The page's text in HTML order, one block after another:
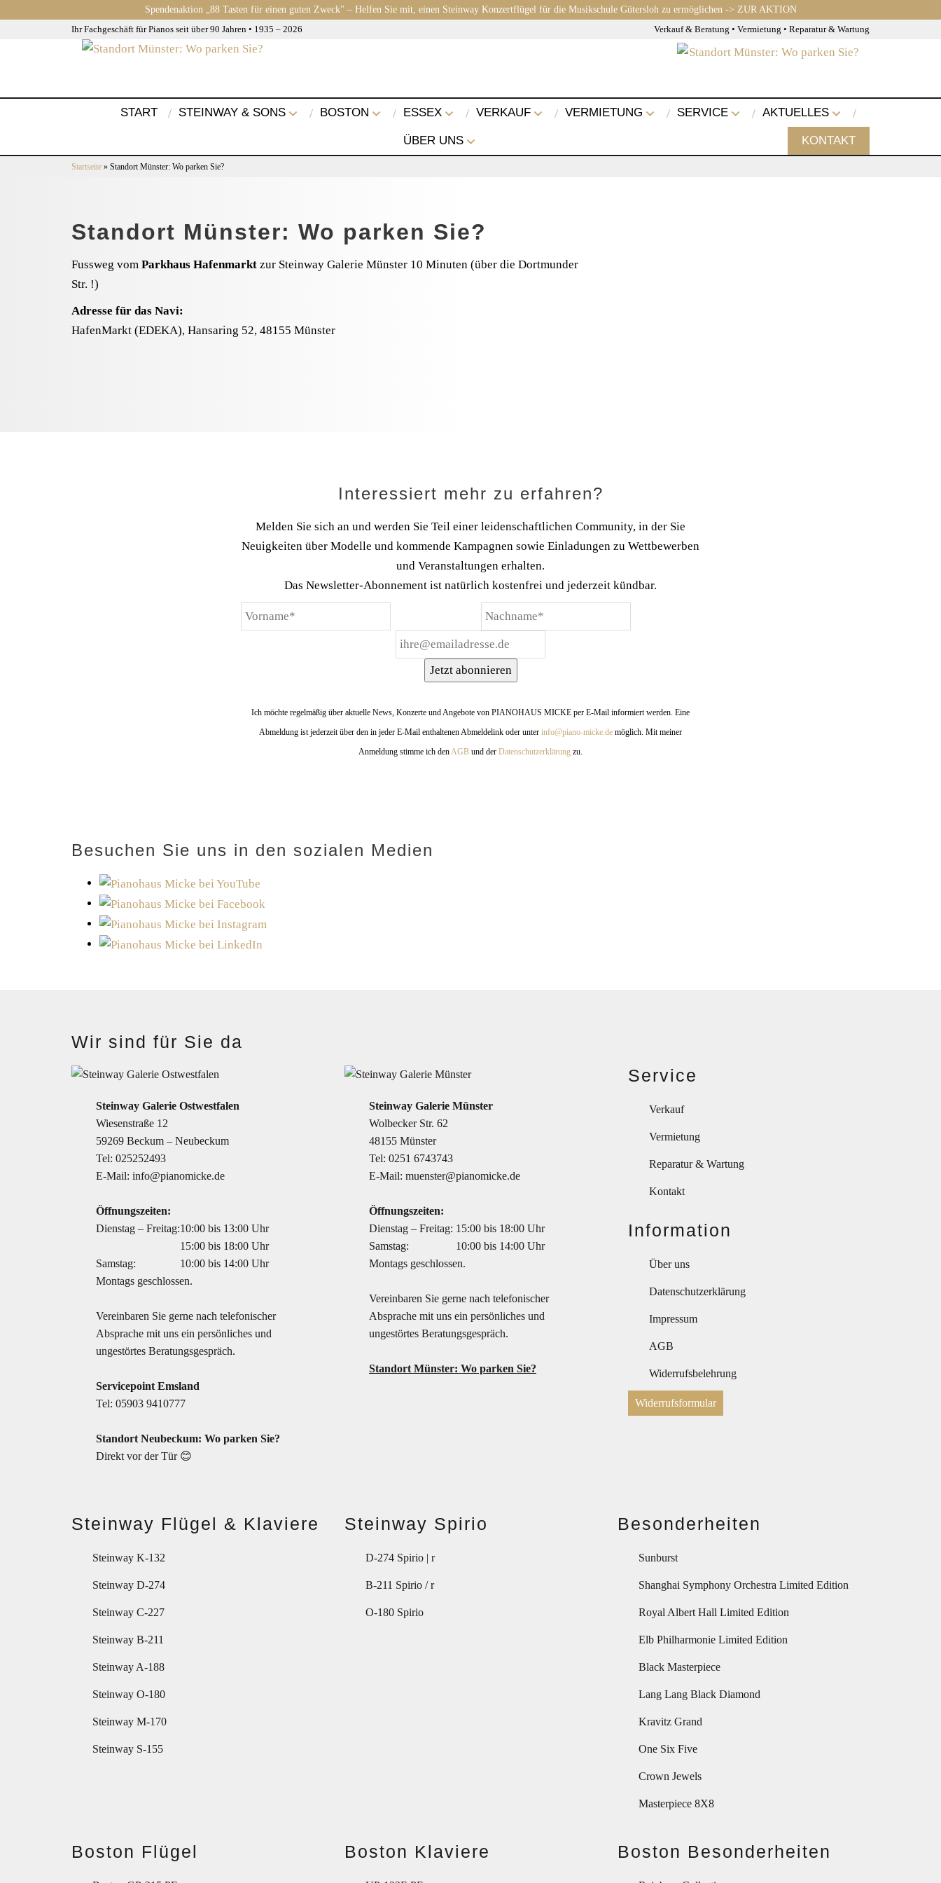
Spendenaktion „88 Tasten für einen guten Zweck" – Helfen Sie mit, einen Steinway Konzertflügel für die Musikschule Gütersloh zu ermöglichen -> ZUR AKTION
Ihr Fachgeschäft für Pianos seit über 90 Jahren • 1935 – 2026
Verkauf & Beratung • Vermietung • Reparatur & Wartung
START STEINWAY & SONS BOSTON ESSEX VERKAUF VERMIETUNG SERVICE AKTUELLES
ÜBER UNS KONTAKT
Startseite » Standort Münster: Wo parken Sie?
Standort Münster: Wo parken Sie?
Fussweg vom Parkhaus Hafenmarkt zur Steinway Galerie Münster 10 Minuten (über die Dortmunder
Str. !)
Adresse für das Navi:
HafenMarkt (EDEKA), Hansaring 52, 48155 Münster
Interessiert mehr zu erfahren?
Melden Sie sich an und werden Sie Teil einer leidenschaftlichen Community, in der Sie
Neuigkeiten über Modelle und kommende Kampagnen sowie Einladungen zu Wettbewerben
und Veranstaltungen erhalten.
Das Newsletter-Abonnement ist natürlich kostenfrei und jederzeit kündbar.
Jetzt abonnieren
Ich möchte regelmäßig über aktuelle News, Konzerte und Angebote von PIANOHAUS MICKE per E-Mail informiert werden. Eine
Abmeldung ist jederzeit über den in jeder E-Mail enthaltenen Abmeldelink oder unter info@piano-micke.de möglich. Mit meiner
Anmeldung stimme ich denAGB und der Datenschutzerklärung zu.
Besuchen Sie uns in den sozialen Medien
Wir sind für Sie da
Steinway Galerie Ostwestfalen
Wiesenstraße 12
59269 Beckum – Neubeckum
Tel: 025252493
E-Mail: info@pianomicke.de
Öffnungszeiten:
Dienstag – Freitag:10:00 bis 13:00 Uhr
15:00 bis 18:00 Uhr
Samstag:
10:00 bis 14:00 Uhr
Montags geschlossen.
Vereinbaren Sie gerne nach telefonischer
Absprache mit uns ein persönliches und
ungestörtes Beratungsgespräch.
Servicepoint Emsland
Tel: 05903 9410777
Standort Neubeckum: Wo parken Sie?
Direkt vor der Tür 😊
Steinway Galerie Münster
Wolbecker Str. 62
48155 Münster
Tel: 0251 6743743
E-Mail: muenster@pianomicke.de
Öffnungszeiten:
Dienstag – Freitag: 15:00 bis 18:00 Uhr
Samstag:
10:00 bis 14:00 Uhr
Montags geschlossen.
Vereinbaren Sie gerne nach telefonischer
Absprache mit uns ein persönliches und
ungestörtes Beratungsgespräch.
Standort Münster: Wo parken Sie?
Service
Verkauf
Vermietung
Reparatur & Wartung
Kontakt
Information
Über uns
Datenschutzerklärung
Impressum
AGB
Widerrufsbelehrung
Widerrufsformular
Steinway Flügel & Klaviere
Steinway K-132
Steinway D-274
Steinway C-227
Steinway B-211
Steinway A-188
Steinway O-180
Steinway M-170
Steinway S-155
Steinway Spirio
D-274 Spirio | r
B-211 Spirio / r
O-180 Spirio
Besonderheiten
Sunburst
Shanghai Symphony Orchestra Limited Edition
Royal Albert Hall Limited Edition
Elb Philharmonie Limited Edition
Black Masterpiece
Lang Lang Black Diamond
Kravitz Grand
One Six Five
Crown Jewels
Masterpiece 8X8
Boston Flügel Boston Klaviere Boston Besonderheiten